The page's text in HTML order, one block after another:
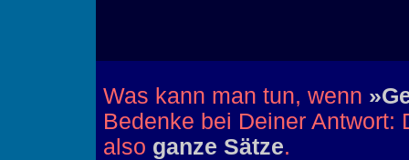
Was kann man tun, wenn
Bedenke bei Deiner Antwort:
also ganze Sätze.